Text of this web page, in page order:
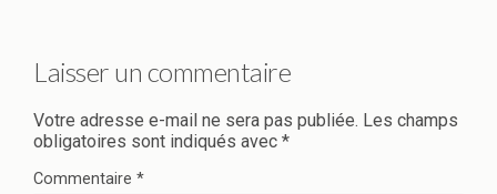
Laisser un commentaire
Votre adresse e-mail ne sera pas publiée. Les champs
obligatoires sont indiqués avec *
Commentaire *